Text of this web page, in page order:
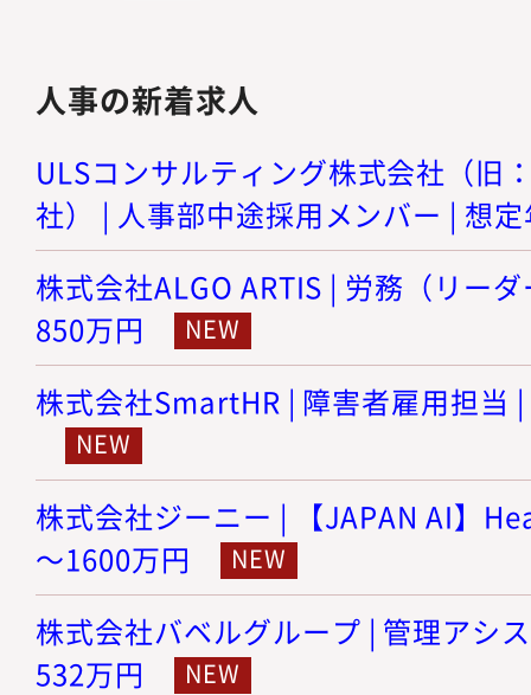
人事の新着求人
ULSコンサルティング株式会社（旧
社） | 人事部中途採用メンバー | 想
株式会社ALGO ARTIS | 労務（リー
850万円
株式会社SmartHR | 障害者雇用担当
株式会社ジーニー | 【JAPAN AI】
～1600万円
株式会社バベルグループ | 管理アシ
532万円